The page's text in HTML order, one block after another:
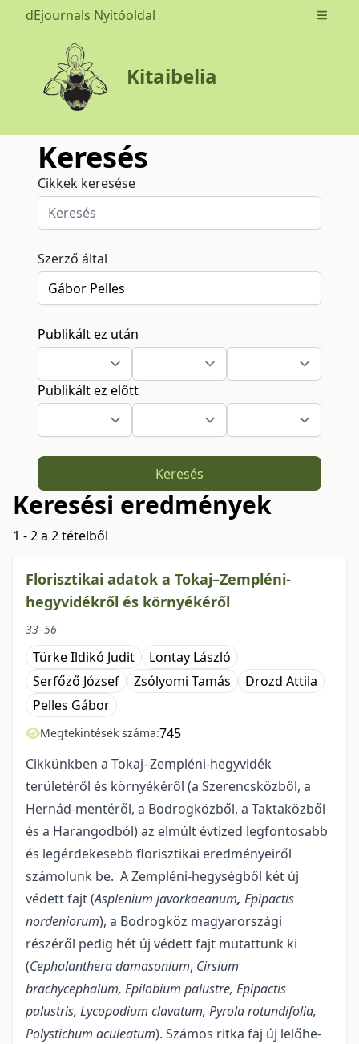
dEjournals Nyitóoldal Open
Kitaibelia
Keresés
Cikkek keresése
Szerző által
Publikált ez után
Publikált ez előtt
Keresés
Keresési eredmények
1 - 2 a 2 tételből
Florisztikai adatok a Tokaj–Zempléni-
hegyvidékről és környékéről
33–56
Türke Ildikó Judit
Lontay László
Serfőző József
Zsólyomi Tamás
Drozd Attila
Pelles Gábor
Megtekintések száma:745
Cikkünkben a Tokaj–Zempléni-hegyvidék
területéről és környékéről (a Szerencsközből, a
Hernád-mentéről, a Bodrogközből, a Taktaközből
és a Harangodból) az elmúlt évtized legfontosabb
és legérdekesebb florisztikai eredményeiről
számolunk be. A Zempléni-hegységből két új
védett fajt (As­plenium javorkaeanum, Epipactis
nordeniorum), a Bodrogköz magyarországi
részéről pedig hét új védett fajt mutattunk ki
(Cephalanthera damasonium, Cirsium
brachycephalum, Epilobium palustre, Epipactis
palustris, Lycopodium clavatum, Pyrola rotundifolia,
Polystichum aculeatum). Számos ritka faj új lelőhe­